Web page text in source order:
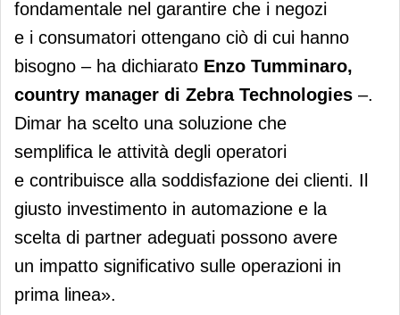
fondamentale nel garantire che i negozi
e i consumatori ottengano ciò di cui hanno
bisogno – ha dichiarato Enzo Tumminaro,
country manager di Zebra Technologies –.
Dimar ha scelto una soluzione che
semplifica le attività degli operatori
e contribuisce alla soddisfazione dei clienti. Il
giusto investimento in automazione e la
scelta di partner adeguati possono avere
un impatto significativo sulle operazioni in
prima linea».